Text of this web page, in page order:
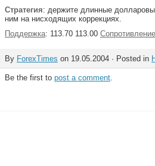
Стратегия: держите длинные
ним на нисходящих коррекциях.
Поддержка: 113.70 113.00 Сопротивление
By ForexTimes on 19.05.2004 · Posted in
Be the first to post a comment.